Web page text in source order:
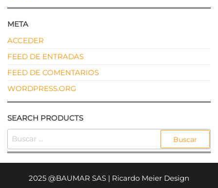
META
ACCEDER
FEED DE ENTRADAS
FEED DE COMENTARIOS
WORDPRESS.ORG
SEARCH PRODUCTS
BUSCAR:
2025 @BAUMAR SAS | Ricardo Meier Design